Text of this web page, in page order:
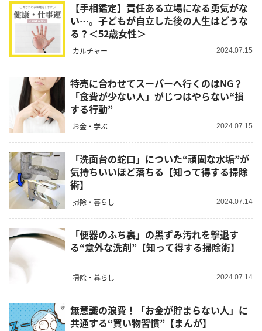
【手相鑑定】責任ある立場になる勇気がな
い…。子どもが自立した後の人生はどうな
る？＜52歳女性＞
カルチャー 2024.07.15
特売に合わせてスーパーへ行くのはNG？
「食費が少ない人」がじつはやらない“損
する行動”
お金・学ぶ 2024.07.15
「洗面台の蛇口」についた“頑固な水垢”が
気持ちいいほど落ちる【知って得する掃除
術】
掃除・暮らし 2024.07.14
「便器のふち裏」の黒ずみ汚れを撃退す
る“意外な洗剤”【知って得する掃除術】
掃除・暮らし 2024.07.14
無意識の浪費！「お金が貯まらない人」に
共通する“買い物習慣”【まんが】